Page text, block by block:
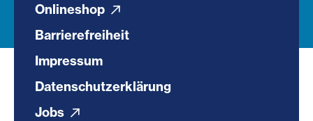
Onlineshop
Barrierefreiheit
Impressum
Datenschutzerklärung
Jobs